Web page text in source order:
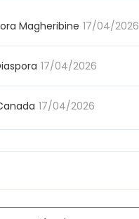
Magheribine 17/04/2026
17/04/2026
17/04/2026